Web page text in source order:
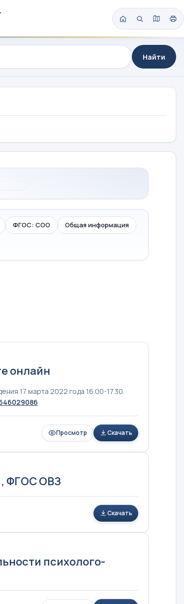
Найти
ФГОС: СОО
Общая информация
онлайн
17 марта 2022 года 16.00-17.30.
Просмотр Скачать
, ФГОС ОВЗ
Скачать
психолого-